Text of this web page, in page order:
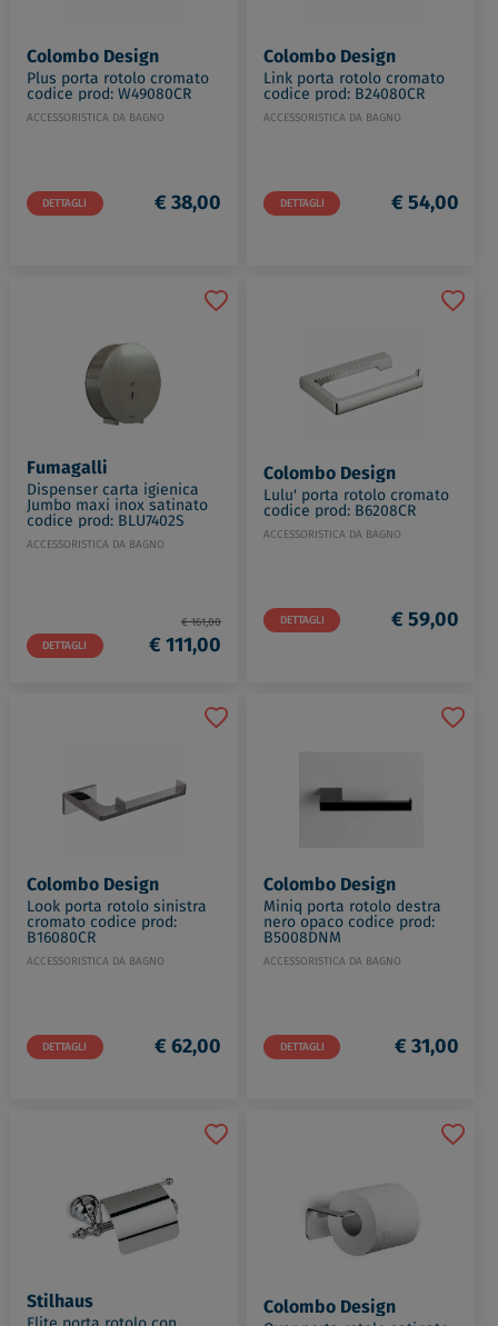
Colombo Design
Plus porta rotolo cromato
codice prod: W49080CR
ACCESSORISTICA DA BAGNO
DETTAGLI € 38,00
Colombo Design
Link porta rotolo cromato
codice prod: B24080CR
ACCESSORISTICA DA BAGNO
DETTAGLI € 54,00
Fumagalli
Dispenser carta igienica
Jumbo maxi inox satinato
codice prod: BLU7402S
ACCESSORISTICA DA BAGNO
DETTAGLI
€ 161,00
€ 111,00
Colombo Design
Lulu' porta rotolo cromato
codice prod: B6208CR
ACCESSORISTICA DA BAGNO
DETTAGLI € 59,00
Colombo Design
Look porta rotolo sinistra
cromato codice prod:
B16080CR
ACCESSORISTICA DA BAGNO
DETTAGLI € 62,00
Colombo Design
Miniq porta rotolo destra
nero opaco codice prod:
B5008DNM
ACCESSORISTICA DA BAGNO
DETTAGLI € 31,00
Stilhaus Colombo Design